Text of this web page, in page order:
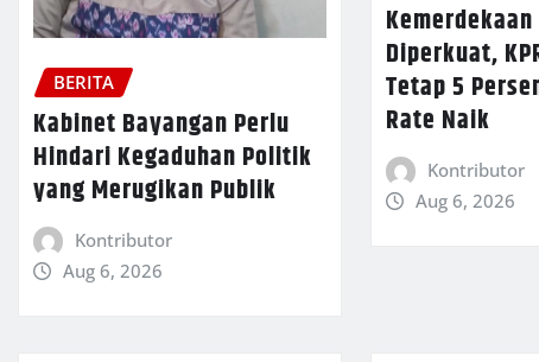
BERITA
Kabinet Bayangan Perlu
Hindari Kegaduhan Politik
yang Merugikan Publik
Kontributor
Aug 6, 2026
Diperkuat,
Tetap 5
Rate Naik
Kontributor
Aug 6, 2026